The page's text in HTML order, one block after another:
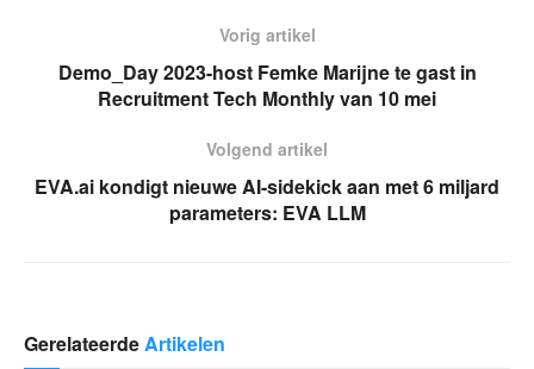
Vorig artikel
Demo_Day 2023-host Femke Marijne te gast in
Recruitment Tech Monthly van 10 mei
Volgend artikel
EVA.ai kondigt nieuwe AI-sidekick aan met 6 miljard
parameters: EVA LLM
GerelateerdeArtikelen